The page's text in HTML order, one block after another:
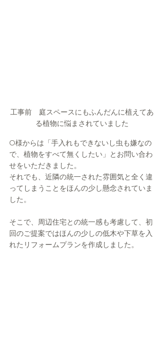
工事前　庭スペースにもふんだんに植えてあ
る植物に悩まされていました
O様からは「手入れもできないし虫も嫌なの
で、植物をすべて無くしたい」とお問い合わ
せをいただきました。
それでも、近隣の統一された雰囲気と全く違
ってしまうことをほんの少し懸念されていま
した。
そこで、周辺住宅との統一感も考慮して、初
回のご提案ではほんの少しの低木や下草を入
れたリフォームプランを作成しました。